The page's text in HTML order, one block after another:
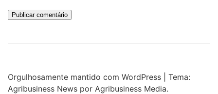
Orgulhosamente mantido com WordPress
Tema:
Agribusiness News por Agribusiness Media.